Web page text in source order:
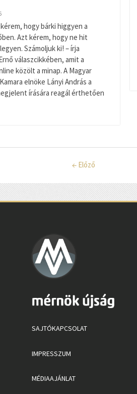
hogy bárki higgyen a
Azt kérem, hogy ne hit
Számoljuk ki! – írja
válaszcikkében, amit a
közölt a minap. A Magyar
elnöke Lányi András a
írására reagál érthetően
← Előző
SAJTÓKAPCSOLAT
IMPRESSZUM
MÉDIAAJÁNLAT